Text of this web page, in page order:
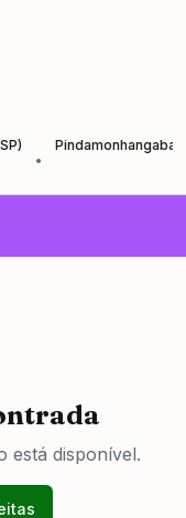
Pindamonhangaba
está disponível.